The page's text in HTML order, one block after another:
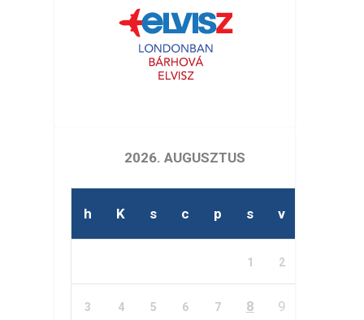
2026. AUGUSZTUS
h K s c p s v
1 2
3 4 5 6 7 8 9